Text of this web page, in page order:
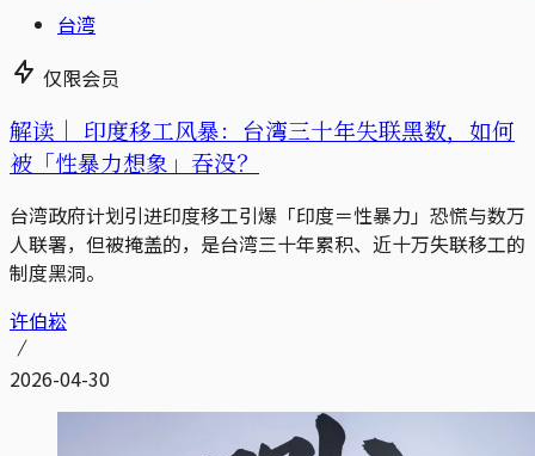
台湾
仅限会员
解读｜ 印度移工风暴：台湾三十年失联黑数，如何
被「性暴力想象」吞没？
台湾政府计划引进印度移工引爆「印度＝性暴力」恐慌与数万
人联署，但被掩盖的，是台湾三十年累积、近十万失联移工的
制度黑洞。
许伯崧
2026-04-30